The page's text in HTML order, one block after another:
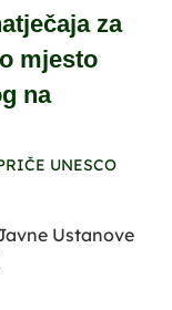
za
mjesto
na
UNESCO
Ustanove